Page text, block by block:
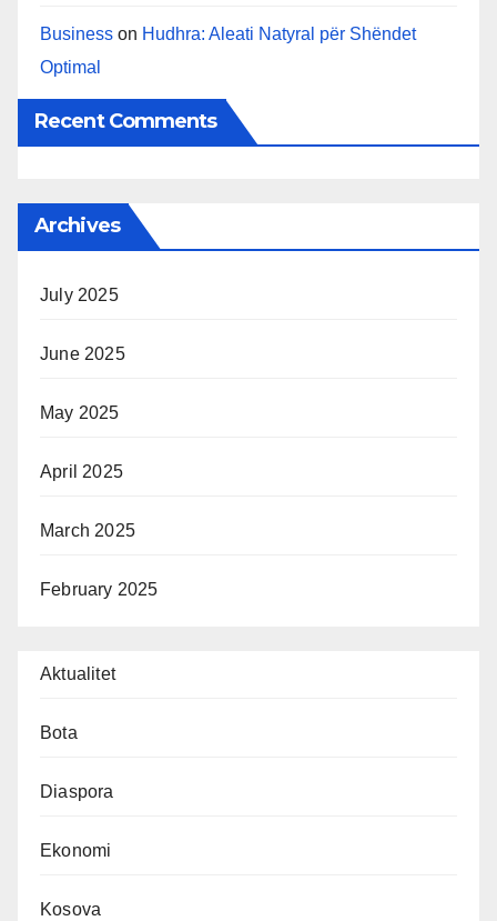
Business on Hudhra: Aleati Natyral për Shëndet
Optimal
Recent Comments
Archives
July 2025
June 2025
May 2025
April 2025
March 2025
February 2025
Aktualitet
Bota
Diaspora
Ekonomi
Kosova